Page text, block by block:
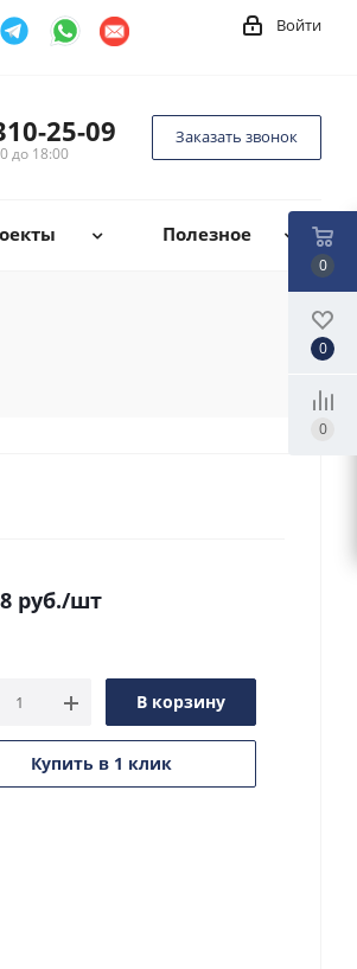
Войти
25-09
до 18:00
Заказать звонок
Полезное
руб./шт
В корзину
Купить в 1 клик
0
0
0